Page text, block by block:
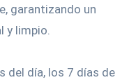
garantizando un
y limpio.
del día, los 7 días de